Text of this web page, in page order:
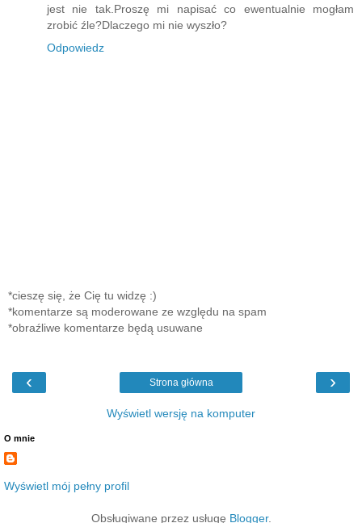
jest nie tak.Proszę mi napisać co ewentualnie mogłam
zrobić źle?Dlaczego mi nie wyszło?
Odpowiedz
*cieszę się, że Cię tu widzę :)
*komentarze są moderowane ze względu na spam
*obraźliwe komentarze będą usuwane
‹ ›
Strona główna
Wyświetl wersję na komputer
O mnie
Wyświetl mój pełny profil
Obsługiwane przez usługę Blogger.